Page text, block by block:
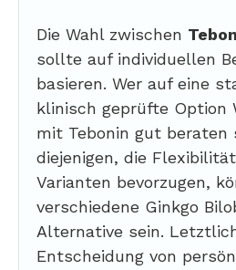
Die Wahl zwischen
sollte auf individuellen
basieren. Wer auf eine
klinisch geprüfte Option
mit Tebonin gut beraten
diejenigen, die
Varianten bevorzugen,
verschiedene Ginkgo
Alternative sein.
Entscheidung von